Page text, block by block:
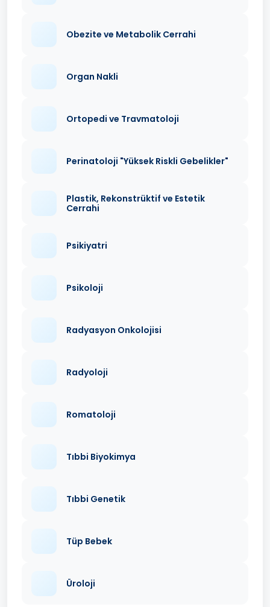
Obezite ve Metabolik Cerrahi
Organ Nakli
Ortopedi ve Travmatoloji
Perinatoloji "Yüksek Riskli Gebelikler"
Plastik, Rekonstrüktif ve Estetik
Cerrahi
Psikiyatri
Psikoloji
Radyasyon Onkolojisi
Radyoloji
Romatoloji
Tıbbi Biyokimya
Tıbbi Genetik
Tüp Bebek
Üroloji